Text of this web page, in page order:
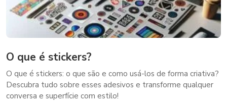
O que é stickers?
O que é stickers: o que são e como usá-los de forma criativa?
Descubra tudo sobre esses adesivos e transforme qualquer
conversa e superfície com estilo!